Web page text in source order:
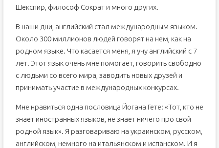
Шекспир, философ Сократ и много других.
В наши дни, английский стал международным языком.
Около 300 миллионов людей говорят на нем, как на
родном языке. Что касается меня, я учу английский с 7
лет. Этот язык очень мне помогает, говорить свободно
с людьми со всего мира, заводить новых друзей и
принимать участие в международных конкурсах.
Мне нравиться одна пословица Йогана Гете: «Тот, кто не
знает иностранных языков, не знает ничего про свой
родной язык». Я разговариваю на украинском, русском,
английском, немного на итальянском и испанском. И я